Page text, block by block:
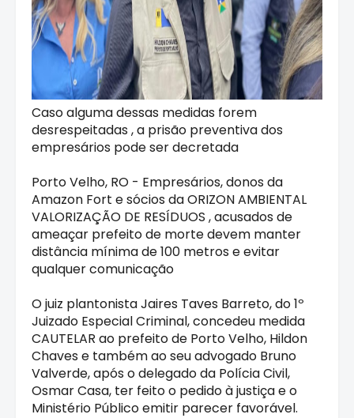
Caso alguma dessas medidas forem
desrespeitadas , a prisão preventiva dos
empresários pode ser decretada
Porto Velho, RO - Empresários, donos da
Amazon Fort e sócios da ORIZON AMBIENTAL
VALORIZAÇÃO DE RESÍDUOS , acusados de
ameaçar prefeito de morte devem manter
distância mínima de 100 metros e evitar
qualquer comunicação
O juiz plantonista Jaires Taves Barreto, do 1º
Juizado Especial Criminal, concedeu medida
CAUTELAR ao prefeito de Porto Velho, Hildon
Chaves e também ao seu advogado Bruno
Valverde, após o delegado da Polícia Civil,
Osmar Casa, ter feito o pedido à justiça e o
Ministério Público emitir parecer favorável.